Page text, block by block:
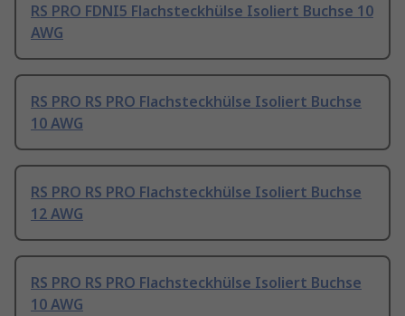
RS PRO FDNI5 Flachsteckhülse Isoliert Buchse 10
AWG
RS PRO RS PRO Flachsteckhülse Isoliert Buchse
10 AWG
RS PRO RS PRO Flachsteckhülse Isoliert Buchse
12 AWG
RS PRO RS PRO Flachsteckhülse Isoliert Buchse
10 AWG